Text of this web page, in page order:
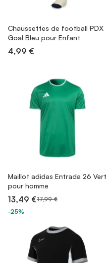
Chaussettes de football PDX
Goal Bleu pour Enfant
4,99 €
Maillot adidas Entrada 26 Vert
pour homme
13,49 €17,99 €
-25%